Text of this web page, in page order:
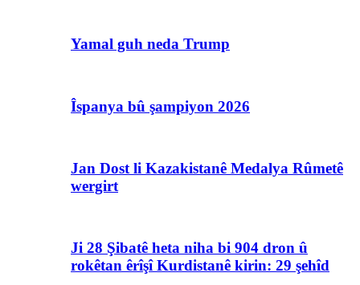
Yamal guh neda Trump
Îspanya bû şampiyon 2026
Jan Dost li Kazakistanê Medalya Rûmetê
wergirt
Ji 28 Şibatê heta niha bi 904 dron û
rokêtan êrîşî Kurdistanê kirin: 29 şehîd